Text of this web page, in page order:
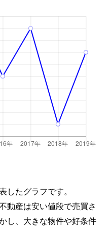
したグラフです。
動産は安い値段で売買さ
し、大きな物件や好条件